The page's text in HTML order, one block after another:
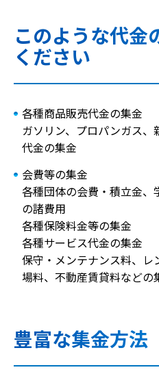
このような代金
ください
各種商品販売代金の集金
ガソリン、プロパンガス
代金の集金
会費等の集金
各種団体の会費・積立金
の諸費用
各種保険料金等の集金
各種サービス代金の集金
保守・メンテナンス料、
場料、不動産賃貸料などの
豊富な集金方法